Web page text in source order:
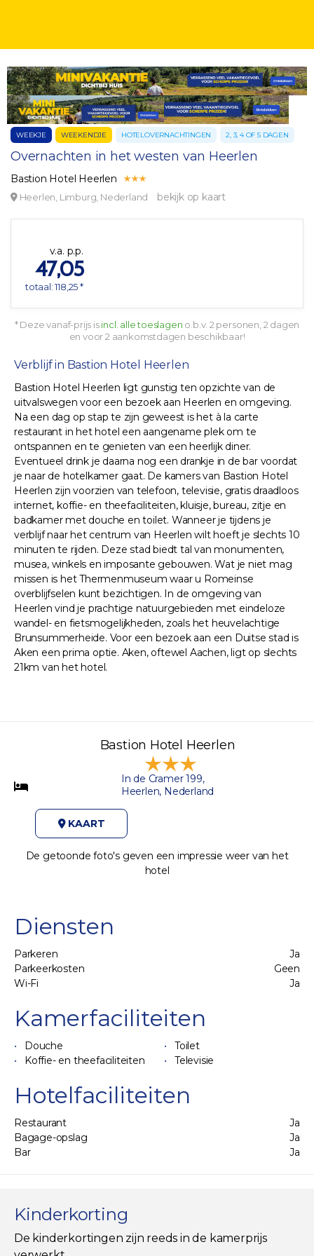
WEEKJE WEEKENDJE HOTELOVERNACHTINGEN 2, 3, 4 OF 5 DAGEN
Overnachten in het westen van Heerlen
Bastion Hotel Heerlen
Heerlen, Limburg, Nederland bekijk op kaart
v.a. p.p.
47,05
totaal: 118,25 *
* Deze vanaf-prijs isincl. alle toeslagen o.b.v. 2 personen, 2 dagen
en voor 2 aankomstdagen beschikbaar!
Verblijf in Bastion Hotel Heerlen
Bastion Hotel Heerlen ligt gunstig ten opzichte van de
uitvalswegen voor een bezoek aan Heerlen en omgeving.
Na een dag op stap te zijn geweest is het à la carte
restaurant in het hotel een aangename plek om te
ontspannen en te genieten van een heerlijk diner.
Eventueel drink je daarna nog een drankje in de bar voordat
je naar de hotelkamer gaat. De kamers van Bastion Hotel
Heerlen zijn voorzien van telefoon, televisie, gratis draadloos
internet, koffie- en theefaciliteiten, kluisje, bureau, zitje en
badkamer met douche en toilet. Wanneer je tijdens je
verblijf naar het centrum van Heerlen wilt hoeft je slechts 10
minuten te rijden. Deze stad biedt tal van monumenten,
musea, winkels en imposante gebouwen. Wat je niet mag
missen is het Thermenmuseum waar u Romeinse
overblijfselen kunt bezichtigen. In de omgeving van
Heerlen vind je prachtige natuurgebieden met eindeloze
wandel- en fietsmogelijkheden, zoals het heuvelachtige
Brunsummerheide. Voor een bezoek aan een Duitse stad is
Aken een prima optie. Aken, oftewel Aachen, ligt op slechts
21km van het hotel.
Bastion Hotel Heerlen
In de Cramer 199,
Heerlen, Nederland
KAART
De getoonde foto's geven een impressie weer van het
hotel
Diensten
Parkeren
Ja
Parkeerkosten
Geen
Wi-Fi
Ja
Kamerfaciliteiten
Douche
Toilet
Koffie- en theefaciliteiten
Televisie
Hotelfaciliteiten
Restaurant
Ja
Bagage-opslag
Ja
Bar
Ja
Kinderkorting
De kinderkortingen zijn reeds in de kamerprijs